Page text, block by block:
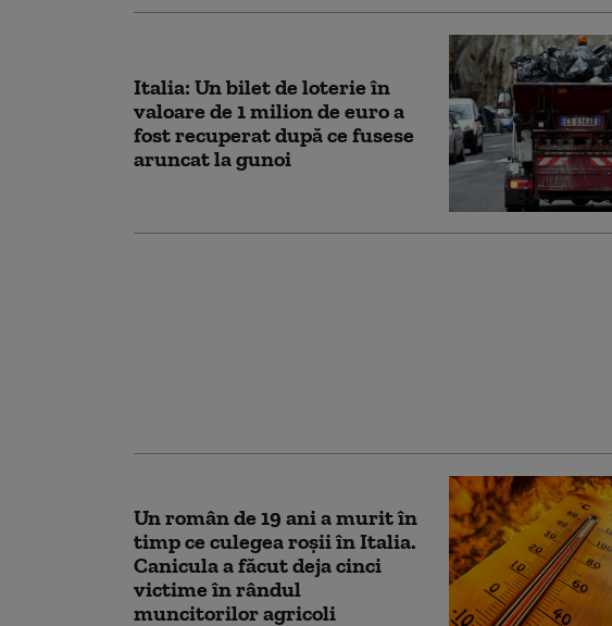
Italia: Un bilet de loterie în
valoare de 1 milion de euro a
fost recuperat după ce fusese
aruncat la gunoi
Un român de 19 ani a murit în
timp ce culegea roșii în Italia.
Canicula a făcut deja cinci
victime în rândul
muncitorilor agricoli